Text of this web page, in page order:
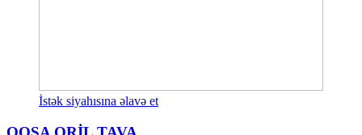
İstək siyahısına əlavə et